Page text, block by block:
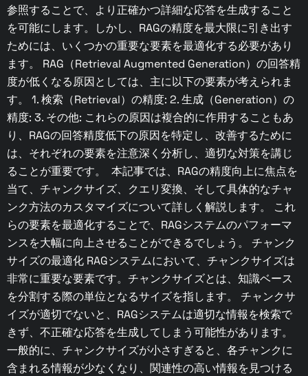
参照することで、より正確かつ詳細な応答を生成すること
を可能にします。しかし、RAGの精度を最大限に引き出す
ためには、いくつかの重要な要素を最適化する必要があり
ます。 RAG（Retrieval Augmented Generation）の回答精
度が低くなる原因としては、主に以下の要素が考えられま
す。 1. 検索（Retrieval）の精度: 2. 生成（Generation）の
精度: 3. その他: これらの原因は複合的に作用することもあ
り、RAGの回答精度低下の原因を特定し、改善するために
は、それぞれの要素を注意深く分析し、適切な対策を講じ
ることが重要です。 本記事では、RAGの精度向上に焦点を
当て、チャンクサイズ、クエリ変換、そして具体的なチャ
ンク方法のカスタマイズについて詳しく解説します。 これ
らの要素を最適化することで、RAGシステムのパフォーマ
ンスを大幅に向上させることができるでしょう。 チャンク
サイズの最適化 RAGシステムにおいて、チャンクサイズは
非常に重要な要素です。チャンクサイズとは、知識ベース
を分割する際の単位となるサイズを指します。 チャンクサ
イズが適切でないと、RAGシステムは適切な情報を検索で
きず、不正確な応答を生成してしまう可能性があります。
一般的に、チャンクサイズが小さすぎると、各チャンクに
含まれる情報が少なくなり、関連性の高い情報を見つける